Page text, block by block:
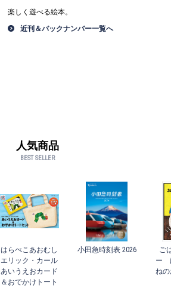
楽しく遊べる絵本。
近刊＆バックナンバー一覧へ
人気商品
BEST SELLER
はらぺこあおむし
エリック・カール
あいうえおカード
＆おでかけトート
小田急時刻表 2026
ご
ー
ね